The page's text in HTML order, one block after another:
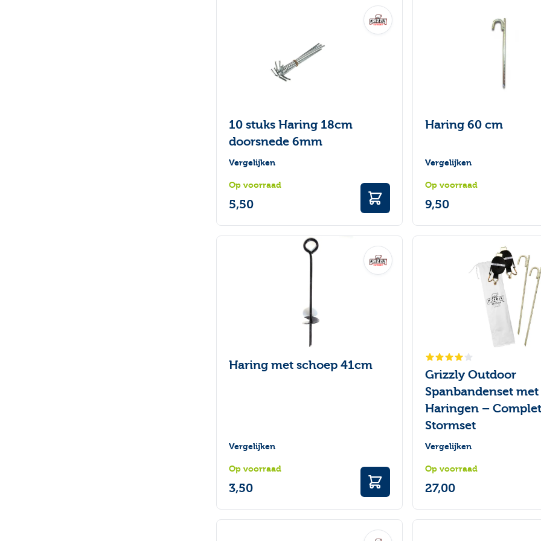
10 stuks Haring 18cm
doorsnede 6mm
Vergelijken
Op voorraad
5,50
Haring 60 cm
Vergelijken
Op voorraad
9,50
Haring met schoep 41cm
Vergelijken
Op voorraad
3,50
Grizzly Outdoor
Spanbandenset met
Haringen –
Stormset
Vergelijken
Op voorraad
27,00